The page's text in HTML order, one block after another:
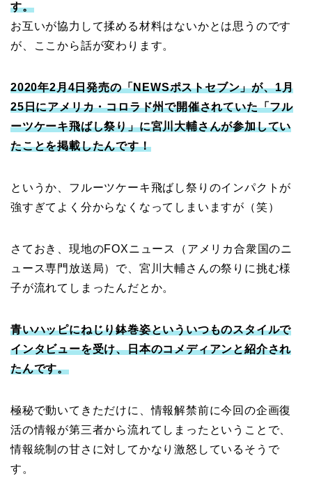
す。
お互いが協力して揉める材料はないかとは思うのです
が、ここから話が変わります。
2020年2月4日発売の「NEWSポストセブン」が、1月
25日にアメリカ・コロラド州で開催されていた「フル
ーツケーキ飛ばし祭り」に宮川大輔さんが参加してい
たことを掲載したんです！
というか、フルーツケーキ飛ばし祭りのインパクトが
強すぎてよく分からなくなってしまいますが（笑）
さておき、現地のFOXニュース（アメリカ合衆国のニ
ュース専門放送局）で、宮川大輔さんの祭りに挑む様
子が流れてしまったんだとか。
青いハッピにねじり鉢巻姿といういつものスタイルで
インタビューを受け、日本のコメディアンと紹介され
たんです。
極秘で動いてきただけに、情報解禁前に今回の企画復
活の情報が第三者から流れてしまったということで、
情報統制の甘さに対してかなり激怒しているそうで
す。